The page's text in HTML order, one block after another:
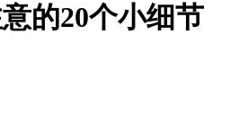
的20个小细节